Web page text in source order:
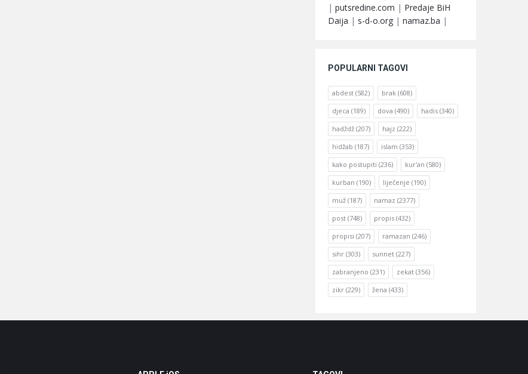
| putsredine.com | Predaje BiH
Daija | s-d-o.org | namaz.ba |
POPULARNI TAGOVI
abdest (582) brak (608)
djeca (189) dova (490) hadis (340)
hadždž (207) hajz (222)
hidžab (187) islam (353)
kako postupiti (236) kur'an (580)
kurban (190) liječenje (190)
muž (187) namaz (2377)
post (748) propis (432)
propisi (207) ramazan (246)
sihr (303) sunnet (227)
zabranjeno (231) zekat (356)
zikr (229) žena (433)